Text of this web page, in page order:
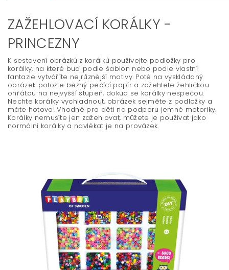
ZAŽEHLOVACÍ KORÁLKY -
PRINCEZNY
K sestavení obrázků z korálků používejte podložky pro
korálky, na které buď podle šablon nebo podle vlastní
fantazie vytváříte nejrůznější motivy. Poté na vyskládaný
obrázek položte běžný pečící papír a zažehlete žehličkou
ohřátou na nejvyšší stupeň, dokud se korálky nespečou.
Nechte korálky vychladnout, obrázek sejměte z podložky a
máte hotovo! Vhodné pro děti na podporu jemné motoriky.
Korálky nemusíte jen zažehlovat, můžete je používat jako
normální korálky a navlékat je na provázek.